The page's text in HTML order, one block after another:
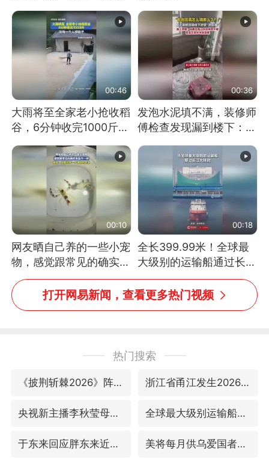
00:46
大雨将至全家老小抢收稻
谷，6分钟收完1000斤，
00:36
发泡水泥填不满，装修师
傅检查发现漏到楼下：出
00:10
网友晒自己养的一些小宠
物，感觉跟常见的确实有
些不一样
00:18
全长399.99米！全球最
大级别的运输船通过长江
大桥这一幕，太震撼了！
打开网易新闻，查看更多热门视频
热门搜索
《披荆斩棘2026》阵容官宣 浙江省甬江发生2026年第1号洪水
央视新主播李秋莹母校发文祝贺 全球最大级别运输船通过长江大桥
于东来回应胖东来近25年老店年底关闭 美将每月供乌爱国者拦截导弹